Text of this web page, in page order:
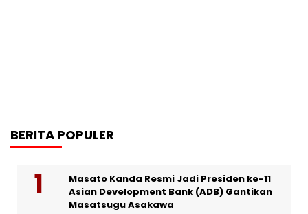
BERITA POPULER
Masato Kanda Resmi Jadi Presiden ke-11
Asian Development Bank (ADB) Gantikan
Masatsugu Asakawa